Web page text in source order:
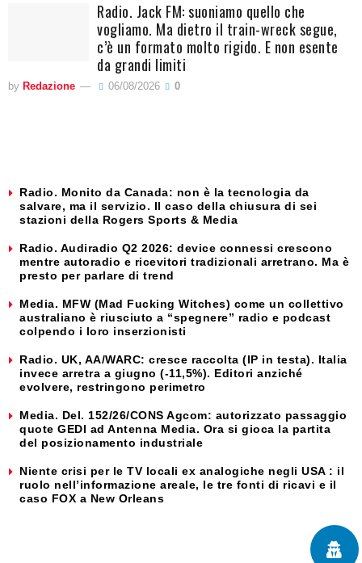
Radio. Jack FM: suoniamo quello che
vogliamo. Ma dietro il train-wreck segue,
c’è un formato molto rigido. E non esente
da grandi limiti
by Redazione 06/08/2026 0
Radio. Monito da Canada: non è la tecnologia da
salvare, ma il servizio. Il caso della chiusura di sei
stazioni della Rogers Sports & Media
Radio. Audiradio Q2 2026: device connessi crescono
mentre autoradio e ricevitori tradizionali arretrano. Ma è
presto per parlare di trend
Media. MFW (Mad Fucking Witches) come un collettivo
australiano è riusciuto a “spegnere” radio e podcast
colpendo i loro inserzionisti
Radio. UK, AA/WARC: cresce raccolta (IP in testa). Italia
invece arretra a giugno (-11,5%). Editori anziché
evolvere, restringono perimetro
Media. Del. 152/26/CONS Agcom: autorizzato passaggio
quote GEDI ad Antenna Media. Ora si gioca la partita
del posizionamento industriale
Niente crisi per le TV locali ex analogiche negli USA : il
ruolo nell’informazione areale, le tre fonti di ricavi e il
caso FOX a New Orleans